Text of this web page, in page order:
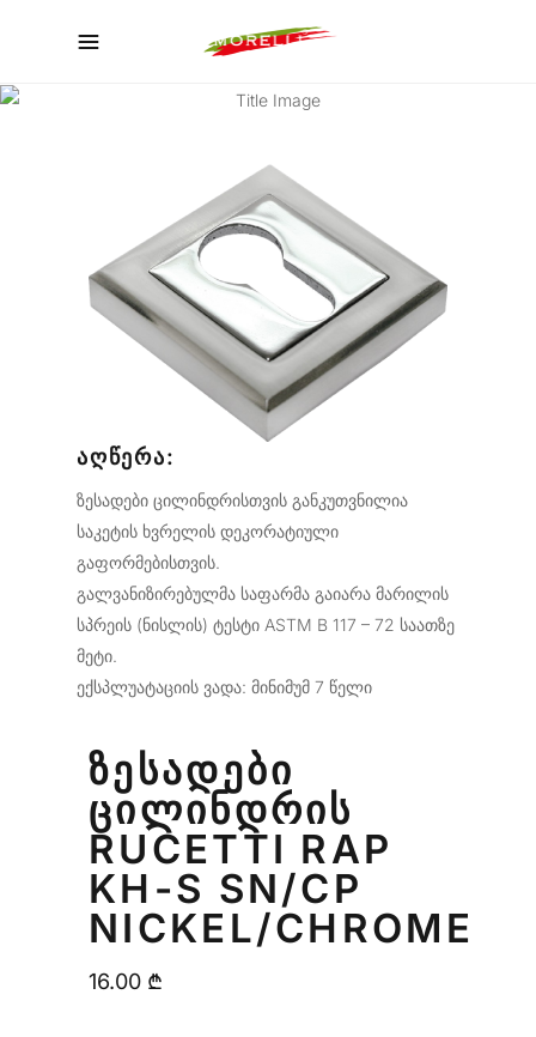
ᲙᲐᲢᲐᲚᲝᲒᲘ
ᲐᲦᲬᲔᲠᲐ:
ზესადები ცილინდრისთვის განკუთვნილია
საკეტის ხვრელის დეკორატიული
გაფორმებისთვის.
გალვანიზირებულმა საფარმა გაიარა მარილის
სპრეის (ნისლის) ტესტი ASTM B 117 – 72 საათზე
მეტი.
ექსპლუატაციის ვადა: მინიმუმ 7 წელი
ᲖᲔᲡᲐᲓᲔᲑᲘ
ᲪᲘᲚᲘᲜᲓᲠᲘᲡ
RUCETTI RAP
KH-S SN/CP
NICKEL/CHROME
16.00 ₾